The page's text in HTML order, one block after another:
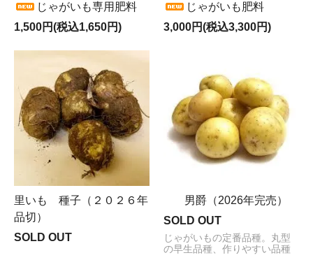
じゃがいも専用肥料
1,500円(税込1,650円)
じゃがいも肥料
3,000円(税込3,300円)
里いも 種子（２０２６年
品切）
SOLD OUT
男爵（2026年完売）
SOLD OUT
じゃがいもの定番品種。丸型
の早生品種、作りやすい品種